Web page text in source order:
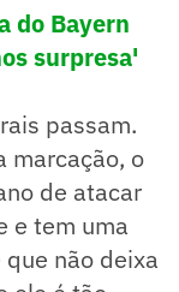
do Bayern
surpresa'
passam.
marcação, o
de atacar
e tem uma
não deixa